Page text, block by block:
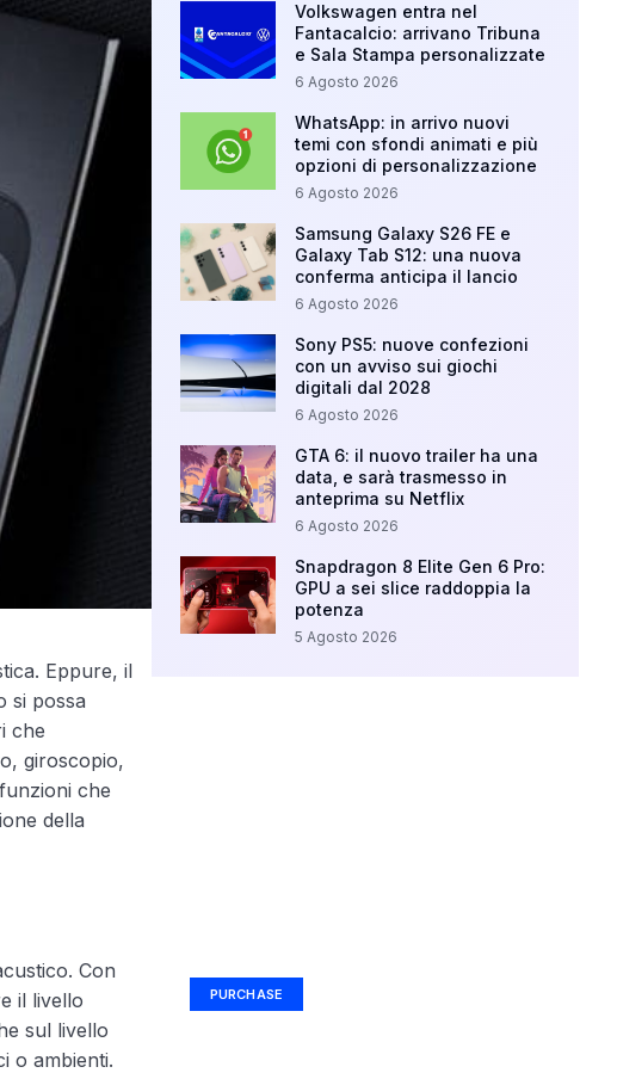
Eppure, il
si possa
che
giroscopio,
che
della
Con
il livello
sul livello
o ambienti.
Volkswagen entra nel
Fantacalcio: arrivano Tribuna
e Sala Stampa personalizzate
6 Agosto 2026
WhatsApp: in arrivo nuovi
temi con sfondi animati e più
opzioni di personalizzazione
6 Agosto 2026
Samsung Galaxy S26 FE e
Galaxy Tab S12: una nuova
conferma anticipa il lancio
6 Agosto 2026
Sony PS5: nuove confezioni
con un avviso sui giochi
digitali dal 2028
6 Agosto 2026
GTA 6: il nuovo trailer ha una
data, e sarà trasmesso in
anteprima su Netflix
6 Agosto 2026
Snapdragon 8 Elite Gen 6 Pro:
GPU a sei slice raddoppia la
potenza
5 Agosto 2026
PURCHASE